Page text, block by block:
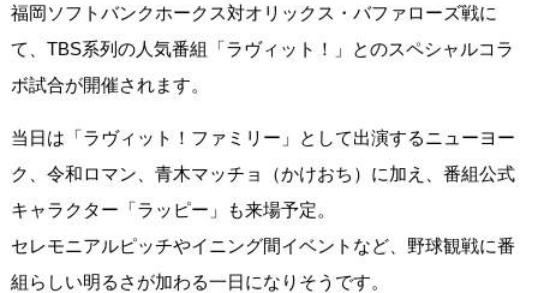
福岡ソフトバンクホークス対オリックス・バファローズ戦に
て、TBS系列の人気番組「ラヴィット！」とのスペシャルコラ
ボ試合が開催されます。
当日は「ラヴィット！ファミリー」として出演するニューヨー
ク、令和ロマン、青木マッチョ（かけおち）に加え、番組公式
キャラクター「ラッピー」も来場予定。
セレモニアルピッチやイニング間イベントなど、野球観戦に番
組らしい明るさが加わる一日になりそうです。